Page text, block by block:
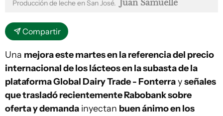
Producción de leche en San José. Juan Samuelle
Compartir
Una mejora este martes en la referencia del precio
internacional de los lácteos en la subasta de la
plataforma Global Dairy Trade - Fonterrayseñales
que trasladó recientemente Rabobank sobre
oferta y demanda inyectan buen ánimo en los